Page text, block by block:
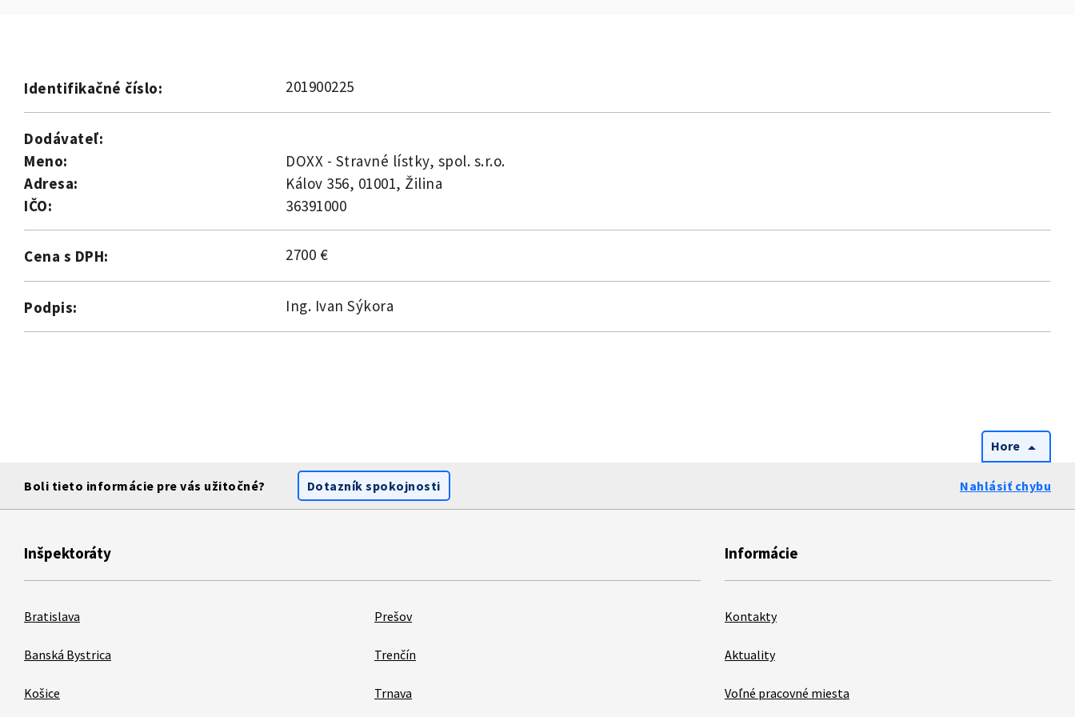
Identifikačné číslo: 201900225
Dodávateľ:
Meno:
DOXX - Stravné lístky, spol. s.r.o.
Adresa:
Kálov 356, 01001, Žilina
IČO:
36391000
Cena s DPH: 2700 €
Podpis: Ing. Ivan Sýkora
Hore arrow_drop_up
Boli tieto informácie pre vás užitočné? Dotazník spokojnosti Nahlásiť chybu
Inšpektoráty
Bratislava
Banská Bystrica
Košice
Prešov
Trenčín
Trnava
Informácie
Kontakty
Aktuality
Voľné pracovné miesta